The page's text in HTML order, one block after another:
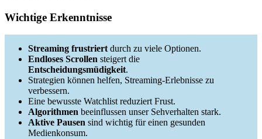
Wichtige Erkenntnisse
Streaming frustriert durch zu viele Optionen.
Endloses Scrollen steigert die
Entscheidungsmüdigkeit.
Strategien können helfen, Streaming-Erlebnisse zu
verbessern.
Eine bewusste Watchlist reduziert Frust.
Algorithmen beeinflussen unser Sehverhalten stark.
Aktive Pausen sind wichtig für einen gesunden
Medienkonsum.